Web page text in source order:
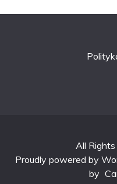
All
Proudly powered by
by